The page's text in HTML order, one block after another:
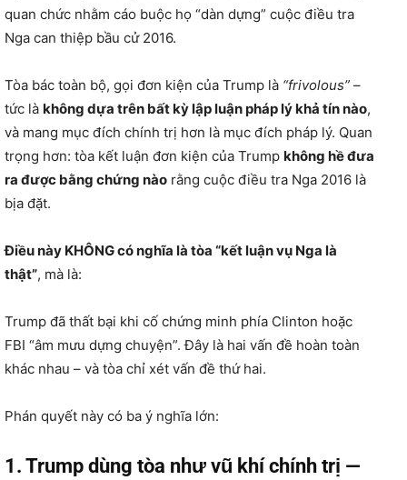
quan chức nhằm cáo buộc họ “dàn dựng” cuộc điều tra
Nga can thiệp bầu cử 2016.
Tòa bác toàn bộ, gọi đơn kiện của Trump là “frivolous” –
tức là không dựa trên bất kỳ lập luận pháp lý khả tín nào,
và mang mục đích chính trị hơn là mục đích pháp lý. Quan
trọng hơn: tòa kết luận đơn kiện của Trump không hề đưa
ra được bằng chứng nào rằng cuộc điều tra Nga 2016 là
bịa đặt.
Điều này KHÔNG có nghĩa là tòa “kết luận vụ Nga là
thật”, mà là:
Trump đã thất bại khi cố chứng minh phía Clinton hoặc
FBI “âm mưu dựng chuyện”. Đây là hai vấn đề hoàn toàn
khác nhau – và tòa chỉ xét vấn đề thứ hai.
Phán quyết này có ba ý nghĩa lớn:
1. Trump dùng tòa như vũ khí chính trị —